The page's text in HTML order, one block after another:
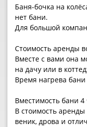
Баня-бочка на
нет бани.
Для большой
Стоимость аренды
Вместе с вами она
на дачу или в
Время нагрева
Вместимость бани 4
В стоимость
веник, дрова и